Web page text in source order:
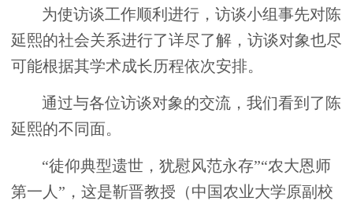
为使访谈工作顺利进行，访谈小组事先对陈
延熙的社会关系进行了详尽了解，访谈对象也尽
可能根据其学术成长历程依次安排。
通过与各位访谈对象的交流，我们看到了陈
延熙的不同面。
“徒仰典型遗世，犹慰风范永存”“农大恩师
第一人”，这是靳晋教授（中国农业大学原副校